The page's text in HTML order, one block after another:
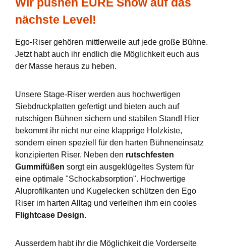
nächste Level!
Ego-Riser gehören mittlerweile auf jede große Bühne.
Jetzt habt auch ihr endlich die Möglichkeit euch aus
der Masse heraus zu heben.
Unsere Stage-Riser werden aus hochwertigen
Siebdruckplatten gefertigt und bieten auch auf
rutschigen Bühnen sichern und stabilen Stand! Hier
bekommt ihr nicht nur eine klapprige Holzkiste,
sondern einen speziell für den harten Bühneneinsatz
konzipierten Riser. Neben den rutschfesten
Gummifüßen sorgt ein ausgeklügeltes System für
eine optimale "Schockabsorption". Hochwertige
Aluprofilkanten und Kugelecken schützen den Ego
Riser im harten Alltag und verleihen ihm ein cooles
Flightcase Design.
Ausserdem habt ihr die Möglichkeit die Vorderseite